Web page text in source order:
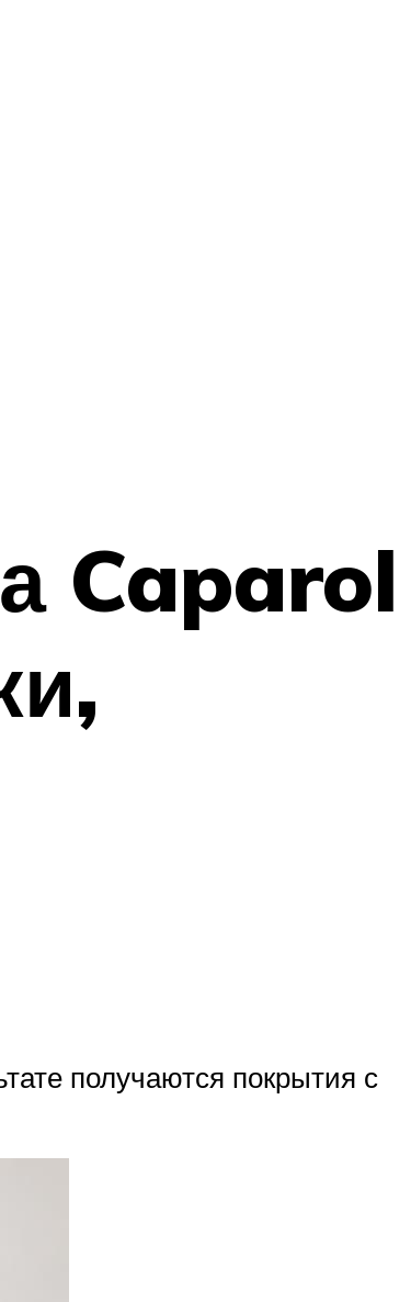
Caparol
получаются покрытия с